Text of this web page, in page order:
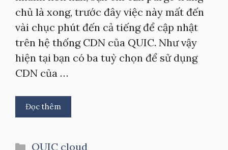
chủ là xong, trước đây việc này mất đến
vài chục phút đến cả tiếng để cập nhật
trên hệ thống CDN của QUIC. Như vậy
hiện tại bạn có ba tuỳ chọn để sử dụng
CDN của …
Đọc thêm
Danh
QUIC cloud